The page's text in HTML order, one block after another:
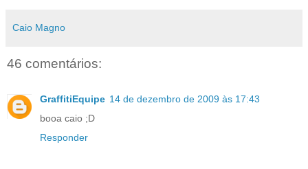
Caio Magno
46 comentários:
GraffitiEquipe 14 de dezembro de 2009 às 17:43
booa caio ;D
Responder